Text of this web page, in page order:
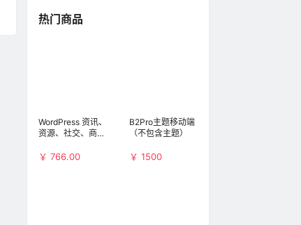
热门商品
WordPress 资讯、
资源、社交、商
多功能商用主题：
￥ 766.00
B2Pro主题移动端
（不包含主题）
￥ 1500